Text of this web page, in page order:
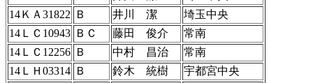
14ＫＡ31822
Ｂ 井川 潔
埼玉中央
14ＬＣ10943 ＢＣ 藤田 俊介
常南
14ＬＣ12256 Ｂ 中村 昌治
常南
14ＬＨ03314 Ｂ 鈴木 統樹
宇都宮中央